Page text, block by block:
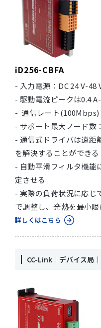
iD256-CBFA
- 入力電源：DC 24 V-48
- 駆動電流ピークは0.4
- 通信レート(100Mbps)
- サポート最大ノード数
- 通信式ドライバは遠距
を解決することができる
- 自動平滑フィルタ機能
定させる
- 実際の負荷状況に応じ
で調整し、発熱を最小限
詳しくはこちら
CC-Link｜デバイス局